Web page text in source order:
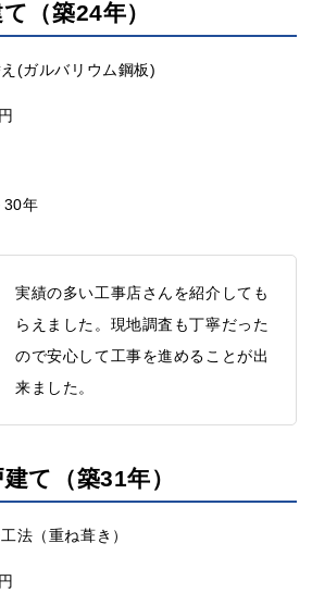
（築24年）
(ガルバリウム鋼板)
30年
実績の多い工事店さんを紹介しても
らえました。現地調査も丁寧だった
ので安心して工事を進めることが出
来ました。
て（築31年）
法（重ね葺き）